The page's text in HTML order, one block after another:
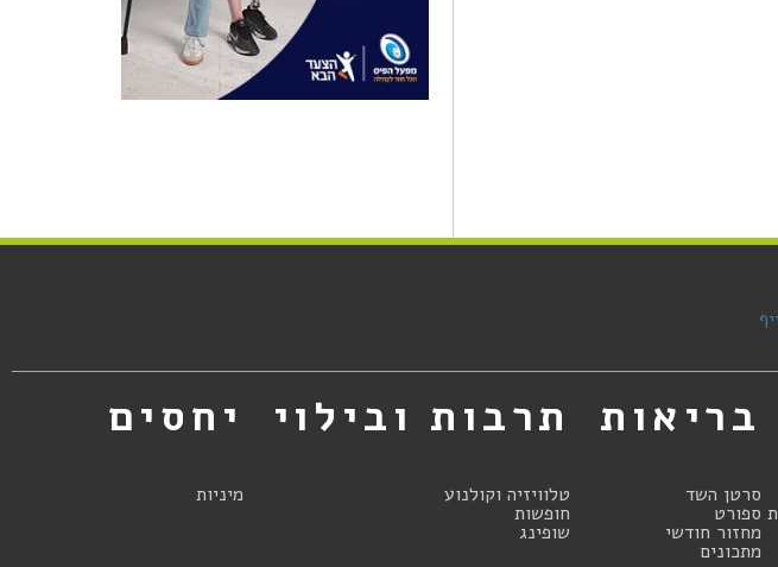
בריאות
סרטן השד
ספורט
מחזור חודשי
מתכונים
תרבות ובילוי
טלוויזיה וקולנוע
חופשות
שופינג
יחסים
מיניות